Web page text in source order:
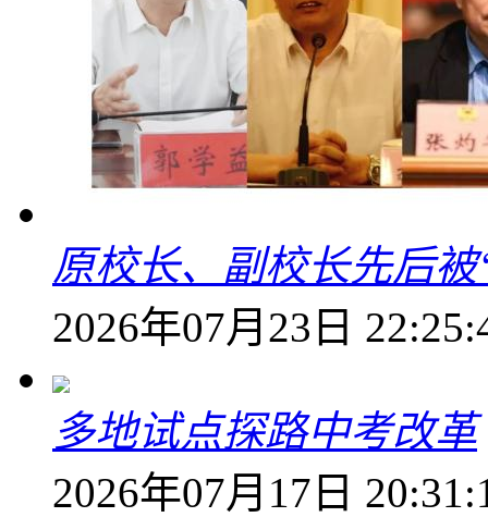
原校长、副校长先后
2026年07月23日
多地试点探路中考改革
2026年07月17日